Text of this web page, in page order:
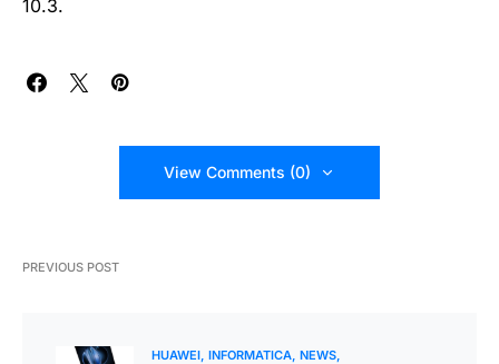
10.3.
View Comments (0)
PREVIOUS POST
HUAWEI INFORMATICA NEWS